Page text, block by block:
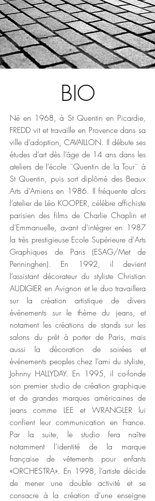
BIO
Né en 1968, à St Quentin en Picardie,
FREDD vit et travaille en Provence dans sa
ville d’adoption, CAVAILLON. Il débute ses
études d’art dès l’âge de 14 ans dans les
ateliers de l’école ¨Quentin de la Tour¨ à
St Quentin, puis sort diplômé des Beaux
Arts d’Amiens en 1986. Il fréquente alors
l’atelier de Léo KOOPER, célébre affichiste
parisien des films de Charlie Chaplin et
d’Emmanuelle, avant d’intégrer en 1987
la très prestigieuse Ecole Supérieure d'Arts
Graphiques de Paris (ESAG/Met de
Penninghen). En 1992, il devient
l’assistant décorateur du styliste Christian
AUDIGIER en Avignon et le duo travaillera
sur la création artistique de divers
événements sur le thème du jeans, et
notament les créations de stands sur les
salons du prêt à porter de Paris, mais
aussi la décoration de soirées et
événements peoples chez l’ami du styliste,
Johnny HALLYDAY. En 1995, il co-fonde
son premier studio de création graphique
et de grandes marques américaines de
jeans comme LEE et WRANGLER lui
confient leur communication en France.
Par la suite, le studio fera naître
notamment l’identité de la marque
française de vêtements pour enfants
«ORCHESTRA». En 1998, l’artiste décide
de mener une double activité et se
consacre à la création d’une enseigne